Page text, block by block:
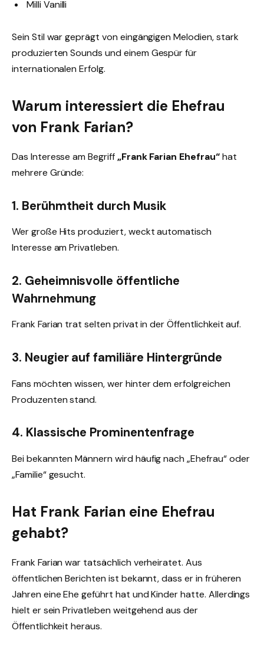
Milli Vanilli
Sein Stil war geprägt von eingängigen Melodien, stark
produzierten Sounds und einem Gespür für
internationalen Erfolg.
Warum interessiert die Ehefrau
von Frank Farian?
Das Interesse am Begriff„Frank Farian Ehefrau“hat
mehrere Gründe:
1. Berühmtheit durch Musik
Wer große Hits produziert, weckt automatisch
Interesse am Privatleben.
2. Geheimnisvolle öffentliche
Wahrnehmung
Frank Farian trat selten privat in der Öffentlichkeit auf.
3. Neugier auf familiäre Hintergründe
Fans möchten wissen, wer hinter dem erfolgreichen
Produzenten stand.
4. Klassische Prominentenfrage
Bei bekannten Männern wird häufig nach „Ehefrau“ oder
„Familie“ gesucht.
Hat Frank Farian eine Ehefrau
gehabt?
Frank Farian war tatsächlich verheiratet. Aus
öffentlichen Berichten ist bekannt, dass er in früheren
Jahren eine Ehe geführt hat und Kinder hatte. Allerdings
hielt er sein Privatleben weitgehend aus der
Öffentlichkeit heraus.